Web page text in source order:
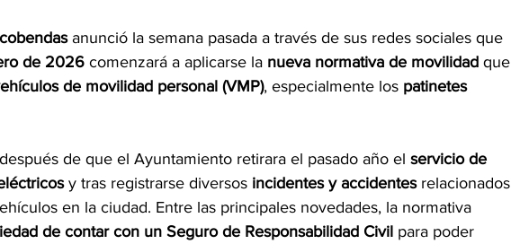
anunció la semana pasada a través de sus redes sociales que
de 2026 comenzará a aplicarse la nueva normativa de movilidad que
de movilidad personal (VMP), especialmente los patinetes
de que el Ayuntamiento retirara el pasado año el servicio de
y tras registrarse diversos incidentes y accidentes relacionados
en la ciudad. Entre las principales novedades, la normativa
de contar con un Seguro de Responsabilidad Civil para poder